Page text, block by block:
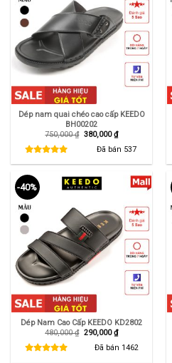
Dép nam quai chéo cao cấp KEEDO
BH00202
750,000₫ Giá
750,000 ₫.
380,000₫Giá
hiện
tại
là:
380,000 ₫.
Đã bán 537
-40%
Dép Nam Cao Cấp KEEDO KD2802
480,000₫ Giá
290,000₫Giá
hiện
tại
Đã bán 1462